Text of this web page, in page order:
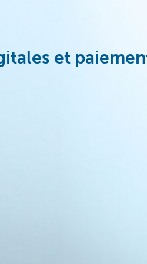
et